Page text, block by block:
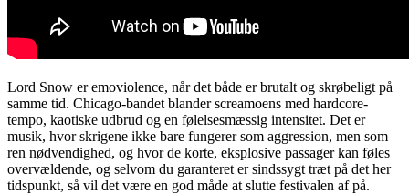
Lord Snow er emoviolence, når det både er brutalt og skrøbeligt på
samme tid. Chicago-bandet blander screamoens med hardcore-
tempo, kaotiske udbrud og en følelsesmæssig intensitet. Det er
musik, hvor skrigene ikke bare fungerer som aggression, men som
ren nødvendighed, og hvor de korte, eksplosive passager kan føles
overvældende, og selvom du garanteret er sindssygt træt på det her
tidspunkt, så vil det være en god måde at slutte festivalen af på.